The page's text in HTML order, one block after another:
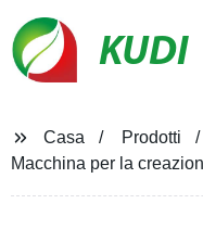
KUDI
Casa
Prodotti
Macchina per la